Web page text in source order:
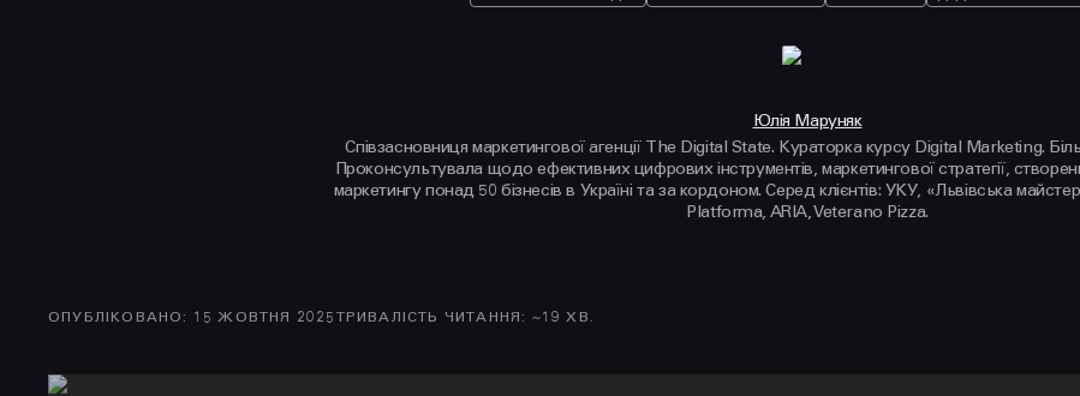
Юлія Маруняк
Співзасновниця маркетингової агенції The Digital State. Кураторка курсу Digital Marketing.
Проконсультувала щодо ефективних цифрових інструментів, маркетингової стратегії,
маркетингу понад 50 бізнесів в Україні та за кордоном. Серед клієнтів: УКУ, «Львівська
Platforma, ARIA, Veterano Pizza.
ОПУБЛІКОВАНО : 15 ЖОВТНЯ 2025 ТРИВАЛІСТЬ ЧИТАННЯ : ~19 ХВ.